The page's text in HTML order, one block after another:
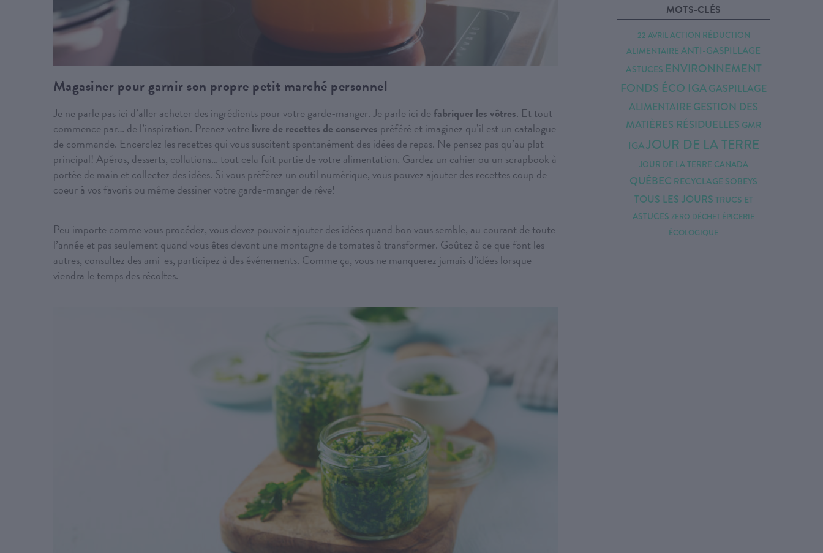
Magasiner pour garnir son propre petit marché personnel
Je ne parle pas ici d’aller acheter des ingrédients pour votre garde-manger. Je parle ici de fabriquer les vôtres. Et tout
commence par… de l’inspiration. Prenez votre livre de recettes de conserves préféré et imaginez qu’il est un catalogue
de commande. Encerclez les recettes qui vous suscitent spontanément des idées de repas. Ne pensez pas qu’au plat
principal! Apéros, desserts, collations… tout cela fait partie de votre alimentation. Gardez un cahier ou un scrapbook à
portée de main et collectez des idées. Si vous préférez un outil numérique, vous pouvez ajouter des recettes coup de
coeur à vos favoris ou même dessiner votre garde-manger de rêve!
Peu importe comme vous procédez, vous devez pouvoir ajouter des idées quand bon vous semble, au courant de toute
l’année et pas seulement quand vous êtes devant une montagne de tomates à transformer. Goûtez à ce que font les
autres, consultez des ami-es, participez à des événements. Comme ça, vous ne manquerez jamais d’idées lorsque
viendra le temps des récoltes.
MOTS-CLÉS
22 AVRILACTION RÉDUCTION
ALIMENTAIRE ANTI-GASPILLAGE
ASTUCES ENVIRONNEMENT
FONDS ÉCO IGAGASPILLAGE
ALIMENTAIREGESTION DES
MATIÈRES RÉSIDUELLES GMR
IGAJOUR DE LA TERRE
JOUR DE LA TERRE CANADA
QUÉBEC RECYCLAGE SOBEYS
TOUS LES JOURS TRUCS ET
ASTUCES ZERO DÉCHET ÉPICERIE
ÉCOLOGIQUE